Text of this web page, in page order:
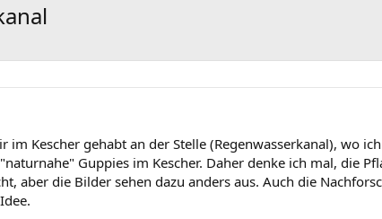
im Kescher gehabt an der Stelle (Regenwasserkanal), wo
Guppies im Kescher. Daher denke ich mal, die
aber die Bilder sehen dazu anders aus. Auch die